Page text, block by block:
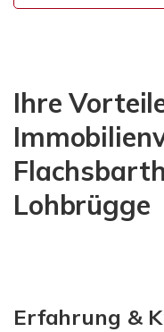
Ihre
Lohbrügge
Erfahrung &